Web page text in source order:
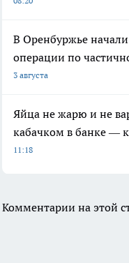
В Оренбуржье
операции по
3 августа
Яйца не жарю и не
кабачком в банке —
11:18
Комментарии на этой